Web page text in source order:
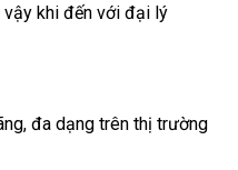
vậy khi đến với đại lý
đa dạng trên thị trường